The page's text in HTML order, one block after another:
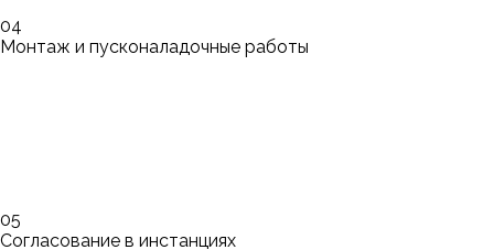
04
Монтаж и пусконаладочные работы
05
Согласование в инстанциях